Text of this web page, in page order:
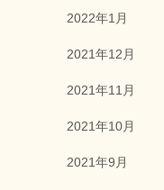
2022年1月
2021年12月
2021年11月
2021年10月
2021年9月